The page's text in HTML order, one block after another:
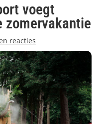
voegt
zomervakantie
reacties